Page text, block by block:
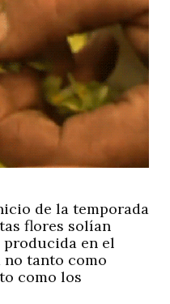
de la temporada
flores solían
producida en el
no tanto como
como los